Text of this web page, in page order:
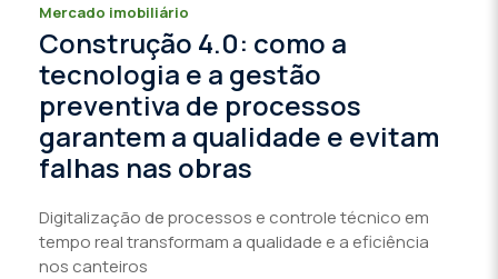
Mercado imobiliário
Construção 4.0: como a
tecnologia e a gestão
preventiva de processos
garantem a qualidade e evitam
falhas nas obras
Digitalização de processos e controle técnico em
tempo real transformam a qualidade e a eficiência
nos canteiros